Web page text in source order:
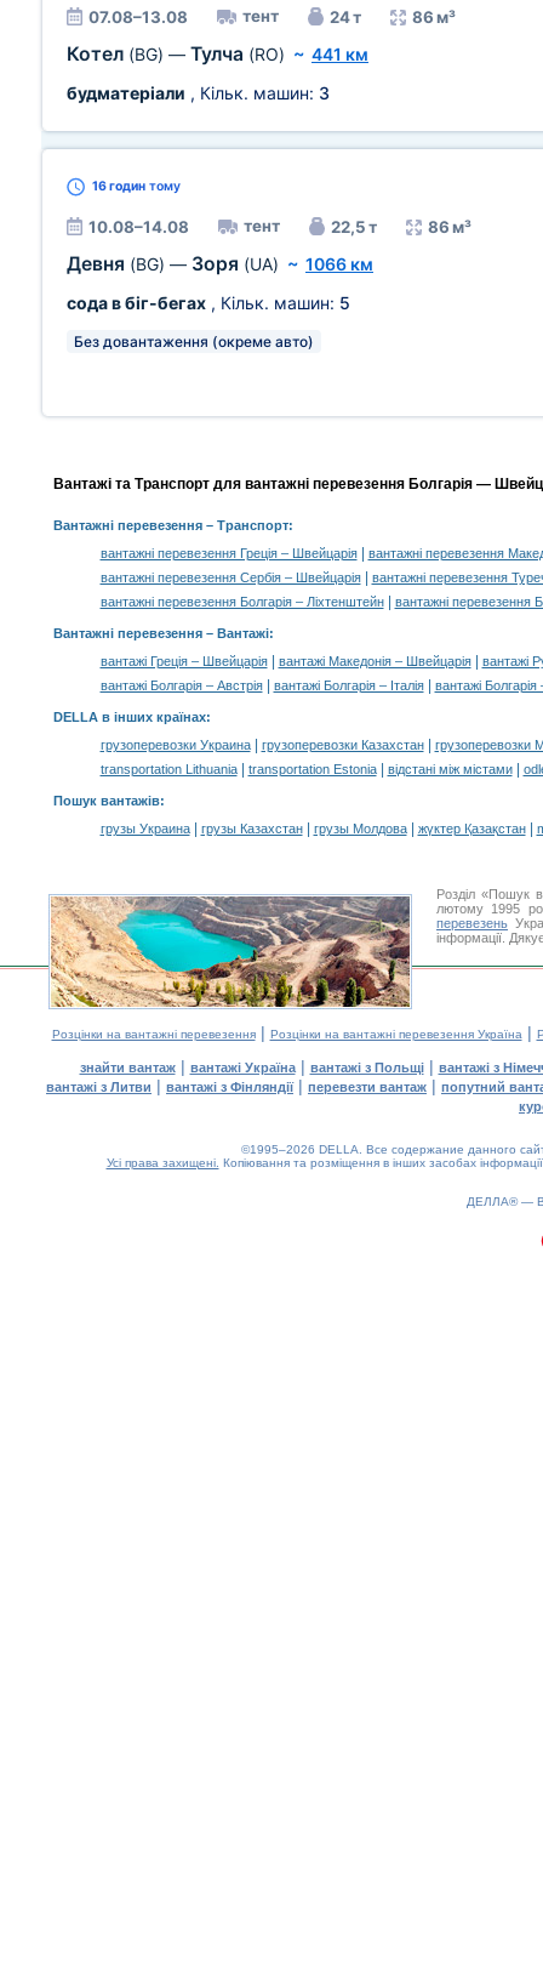
07.08–13.08 тент 24 т 86 м³
Котел (BG) — Тулча (RO) ~ 441 км
будматеріали , Кільк. машин: 3
16 годин тому
10.08–14.08 тент 22,5 т 86 м³
Девня (BG) — Зоря (UA) ~ 1066 км
сода в біг-бегах , Кільк. машин: 5
Без довантаження (окреме авто)
Вантажі та Транспорт для вантажні перевезення Болгарія —
Вантажні перевезення– Транспорт:
вантажні перевезення Греція – Швейцарія|
вантажні перевезення
вантажні перевезення Сербія – Швейцарія|
вантажні перевезення
вантажні перевезення Болгарія – Ліхтенштейн| вантажні перевезення
Вантажні перевезення – Вантажі:
вантажі Греція – Швейцарія| вантажі Македонія – Швейцарія|
вантажі
вантажі Болгарія – Австрія| вантажі Болгарія – Італія| вантажі
DELLA в інших країнах:
грузоперевозки Украина| грузоперевозки Казахстан|
грузоперевозки
transportation Lithuania| transportation Estonia| відстані між містами|
Пошук вантажів:
грузы Украина| грузы Казахстан| грузы Молдова| жүктер Қазақстан|
Розділ «Пошук
лютому 1995
перевезень
інформації.
Розцінки на вантажні перевезення| Розцінки на вантажні перевезення Україна |
знайти вантаж| вантажі Україна| вантажі з Польщі| вантажі з
вантажі з Литви | вантажі з Фінляндії| перевезти вантаж | попутний
©1995–2026 DELLA. Все содержание данного
Усі права захищені. Копіювання та розміщення в інших засобах
ДЕЛЛА® —